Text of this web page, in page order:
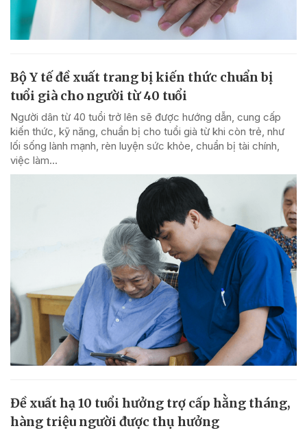
Bộ Y tế đề xuất trang bị kiến thức chuẩn bị
tuổi già cho người từ 40 tuổi
Người dân từ 40 tuổi trở lên sẽ được hướng dẫn, cung cấp
kiến thức, kỹ năng, chuẩn bị cho tuổi già từ khi còn trẻ, như
lối sống lành mạnh, rèn luyện sức khỏe, chuẩn bị tài chính,
việc làm...
Đề xuất hạ 10 tuổi hưởng trợ cấp hằng tháng,
hàng triệu người được thụ hưởng